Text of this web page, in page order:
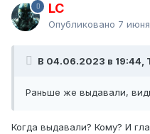
LC
Опубликовано 7
В 04.06.2023 в 19:44,
Раньше же выдавали,
Когда выдавали? Кому? И